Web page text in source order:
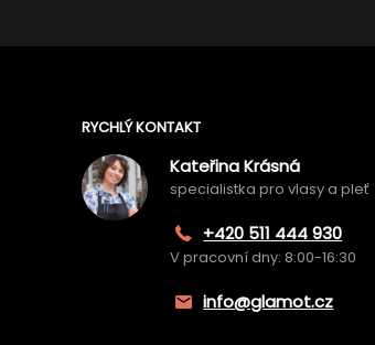
RYCHLÝ KONTAKT
Kateřina Krásná
specialistka pro vlasy a pleť
+420 511 444 930
V pracovní dny: 8:00-16:30
info@glamot.cz